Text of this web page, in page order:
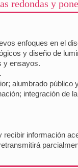
redondas y
enfoques en el
y diseño de
y ensayos.
alumbrado público
integración de
información